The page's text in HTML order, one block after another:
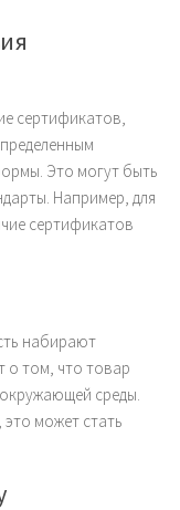
сертификатов,
Это могут быть
Например, для
сертификатов
набирают
о том, что товар
среды.
может стать